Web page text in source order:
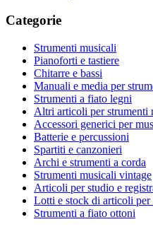
Categorie
Strumenti musicali
Pianoforti e tastiere
Chitarre e bassi
Manuali e media per
Strumenti a fiato legni
Altri articoli per strumenti
Accessori generici per
Batterie e percussioni
Spartiti e canzonieri
Archi e strumenti a corda
Strumenti musicali vintage
Articoli per studio e
Lotti e stock di articoli per
Strumenti a fiato ottoni